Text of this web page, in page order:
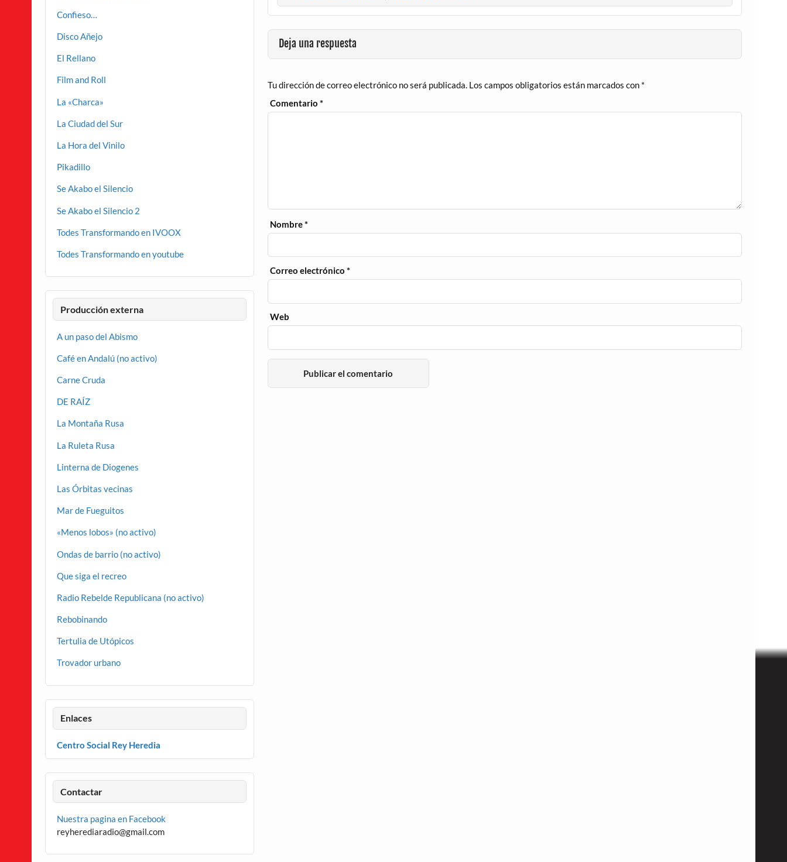
Deja una respuesta
Tu dirección de correo electrónico no será publicada. Los campos obligatorios están marcados con *
Comentario*
Nombre*
Correo electrónico*
Web
Confieso…
Disco Añejo
El Rellano
Film and Roll
La «Charca»
La Ciudad del Sur
La Hora del Vinilo
Pikadillo
Se Akabo el Silencio
Se Akabo el Silencio 2
Todes Transformando en IVOOX
Todes Transformando en youtube
Producción externa
A un paso del Abismo
Café en Andalú (no activo)
Carne Cruda
DE RAÍZ
La Montaña Rusa
La Ruleta Rusa
Linterna de Diogenes
Las Órbitas vecinas
Mar de Fueguitos
«Menos lobos» (no activo)
Ondas de barrio (no activo)
Que siga el recreo
Radio Rebelde Republicana (no activo)
Rebobinando
Tertulia de Utópicos
Trovador urbano
Enlaces
Centro Social Rey Heredia
Contactar
Nuestra pagina en Facebook
reyherediaradio@gmail.com